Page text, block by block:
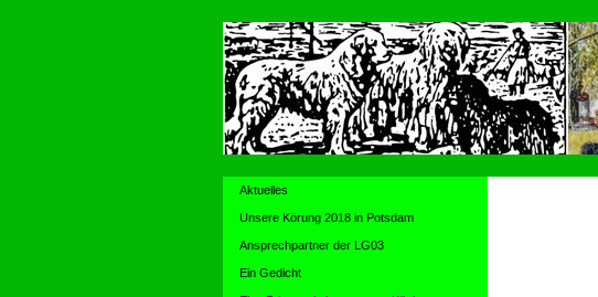
Aktuelles
Unsere Körung 2018 in Potsdam
Ansprechpartner der LG03
Ein Gedicht